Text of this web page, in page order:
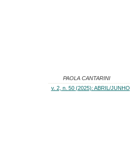
PAOLA CANTARINI
v. 2, n. 50 (2025): ABRIL/JUNHO